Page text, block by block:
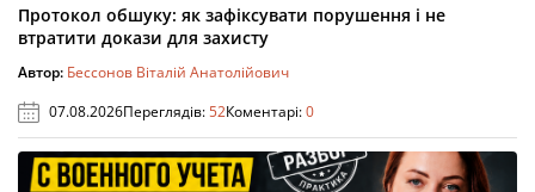
Протокол обшуку: як зафіксувати порушення і не
втратити докази для захисту
Автор: Бессонов Віталій Анатолійович
07.08.2026Переглядів:52Коментарі:0